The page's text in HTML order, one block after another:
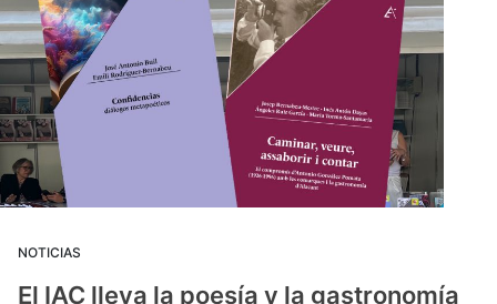
NOTICIAS
El IAC lleva la poesía y la gastronomía